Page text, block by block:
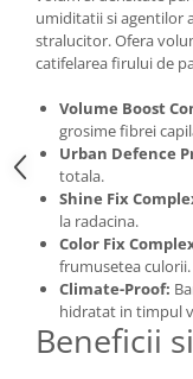
umiditatii si agentilor
stralucitor. Ofera
catifelarea firului de
Volume Boost
grosime fibrei
Urban Defence
totala.
Shine Fix
la radacina.
Color Fix
frumusetea culorii.
Climate-Proof:
hidratat in timpul
Beneficii